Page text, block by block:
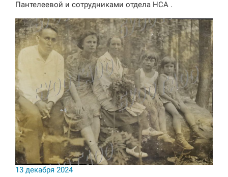
Пантелеевой и сотрудниками отдела НСА .
13 декабря 2024